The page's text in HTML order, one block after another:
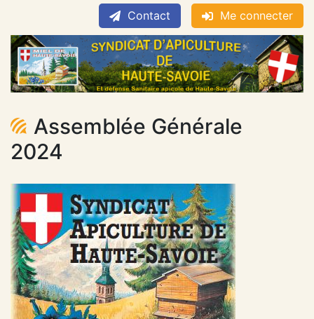
Contact Me connecter
Assemblée Générale
2024